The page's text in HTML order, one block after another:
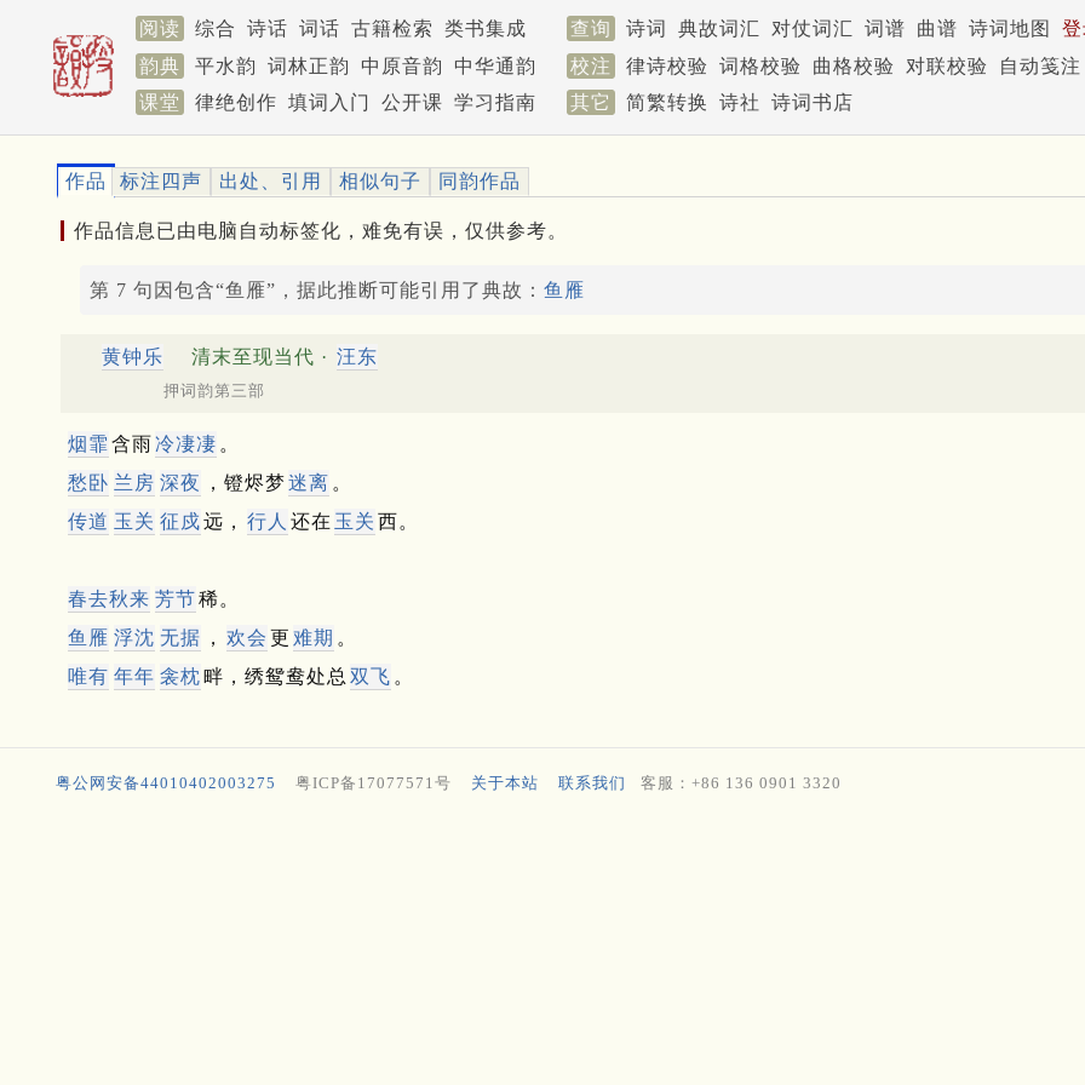
阅读 综合 诗话 词话 古籍检索 类书集成 查询 诗词 典故词汇 对仗词汇 词谱 曲谱 诗词地图
韵典
平水韵 词林正韵 中原音韵 中华通韵 校注 律诗校验 词格校验 曲格校验 对联校验
自动笺注
课堂
律绝创作 填词入门 公开课 学习指南 其它 简繁转换 诗社 诗词书店
作品 标注四声 出处、引用 相似句子 同韵作品
作品信息已由电脑自动标签化，难免有误，仅供参考。
第 7 句因包含“鱼雁”，据此推断可能引用了典故： 鱼雁
黄钟乐 清末至现当代 · 汪东
押词韵第三部
烟霏 含雨冷凄凄 。
愁卧 兰房 深夜 ，镫烬梦迷离 。
传道 玉关 征戍远， 行人 还在 玉关 西。
春去秋来 芳节稀。
鱼雁 浮沈 无据 ， 欢会 更 难期 。
唯有 年年 衾枕畔，绣鸳鸯处总 双飞 。
粤公网安备44010402003275 粤ICP备17077571号 关于本站 联系我们 客服：+86 136 0901 3320